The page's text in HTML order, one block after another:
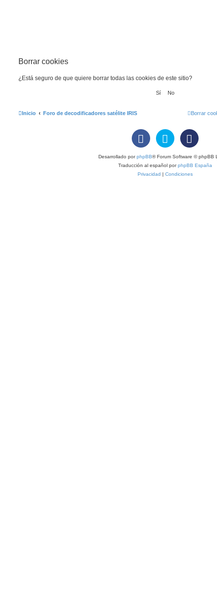
Borrar cookies
¿Está seguro de que quiere borrar todas las cookies de este sitio?
Inicio Foro de decodificadores satélite IRIS Borrar
Desarrollado porphpBB® Forum Software © phpBB
Traducción al español porphpBB España
Privacidad | Condiciones